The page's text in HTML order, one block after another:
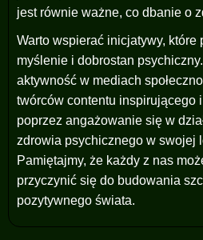
jest równie ważne, co dbanie o
Warto wspierać inicjatywy, które
myślenie i dobrostan
aktywność w mediach
twórców contentu inspirującego
poprzez angażowanie się w
zdrowia psychicznego w swojej
Pamiętajmy, że każdy z nas
przyczynić się do budowania
pozytywnego świata.